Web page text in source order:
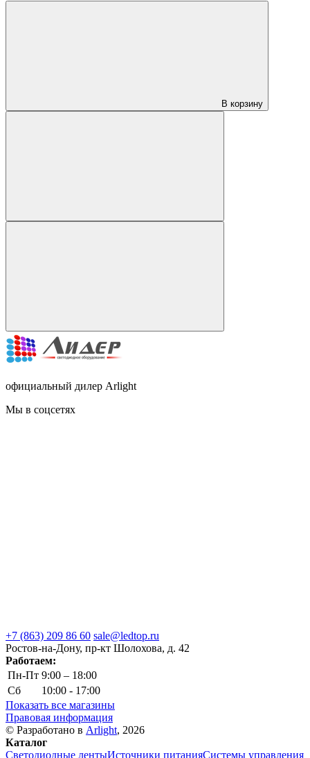
В корзину
официальный дилер Arlight
Мы в соцсетях
+7 (863) 209 86 60 sale@ledtop.ru
Ростов-на-Дону, пр-кт Шолохова, д. 42
Работаем:
Пн-Пт 9:00 – 18:00
Сб
10:00 - 17:00
Показать все магазины
Правовая информация
© Разработано в Arlight, 2026
Каталог
Светодиодные лентыИсточники питанияСистемы управления